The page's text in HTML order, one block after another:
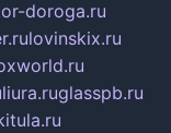
doroga.ru
lovinskix.ru
liura.ruglasspb.ru